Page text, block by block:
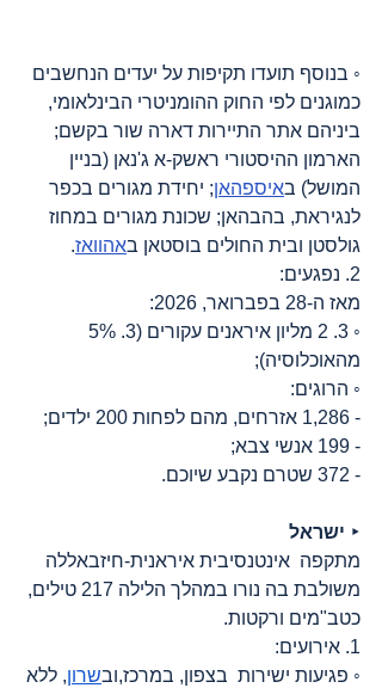
◦ בנוסף תועדו תקיפות על יעדים הנחשבים
כמוגנים לפי החוק ההומניטרי הבינלאומי,
ביניהם אתר התיירות דארה שור בקשם;
הארמון ההיסטורי ראשק-א ג'נאן (בניין
המושל) באיספהאן; יחידת מגורים בכפר
לנגיראת, בהבהאן; שכונת מגורים במחוז
גולסטן ובית החולים בוסטאן באהוואז.
2. נפגעים:
מאז ה-28 בפברואר, 2026:
מהאוכלוסיה);
◦ הרוגים:
- 1,286 אזרחים, מהם לפחות 200 ילדים;
- 199 אנשי צבא;
- 372 שטרם נקבע שיוכם.
‣ ישראל
מתקפה  אינטנסיבית איראנית-חיזבאללה
משולבת בה נורו במהלך הלילה 217 טילים,
כטב"מים ורקטות.
1. אירועים:
◦ פגיעות ישירות  בצפון, במרכז,ובשרון, ללא